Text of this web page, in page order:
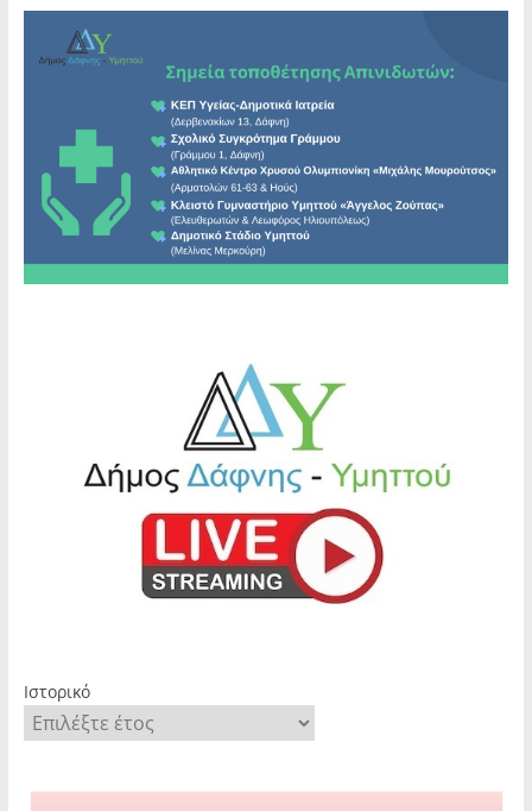
Ιστορικό